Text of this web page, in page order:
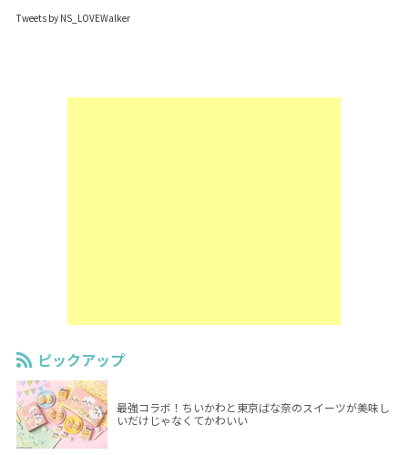
Tweets by NS_LOVEWalker
ピックアップ
最強コラボ！ちいかわと東京ばな奈のスイーツが美味し
いだけじゃなくてかわいい